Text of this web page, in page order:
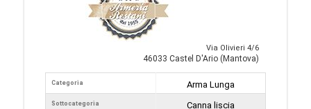
Via Olivieri 4/6
46033 Castel D'Ario (Mantova)
Categoria
Sottocategoria
Arma Lunga
Canna liscia